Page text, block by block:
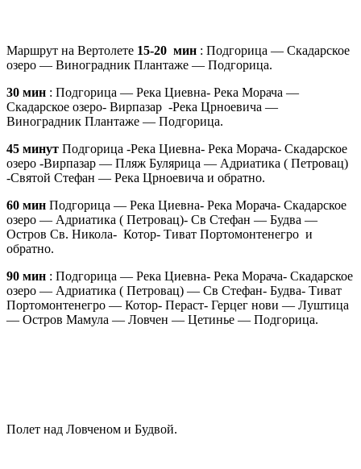
Маршрут на Вертолете 15-20 мин : Подгорица — Скадарское
озеро — Виноградник Плантаже — Подгорица.
30 мин : Подгорица — Река Циевна- Река Морача —
Скадарское озеро- Вирпазар -Река Црноевича —
Виноградник Плантаже — Подгорица.
45 минут Подгорица -Река Циевна- Река Морача- Скадарское
озеро -Вирпазар — Пляж Булярица — Адриатика ( Петровац)
-Святой Стефан — Река Црноевича и обратно.
60 мин Подгорица — Река Циевна- Река Морача- Скадарское
озеро — Адриатика ( Петровац)- Св Стефан — Будва —
Остров Св. Никола- Котор- Тиват Портомонтенегро и
обратно.
90 мин : Подгорица — Река Циевна- Река Морача- Скадарское
озеро — Адриатика ( Петровац) — Св Стефан- Будва- Тиват
Портомонтенегро — Котор- Пераст- Герцег нови — Луштица
— Остров Мамула — Ловчен — Цетинье — Подгорица.
Полет над Ловченом и Будвой.